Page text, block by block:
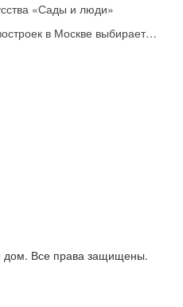
«Сады и люди»
в Москве выбирает…
дом. Все права защищены.